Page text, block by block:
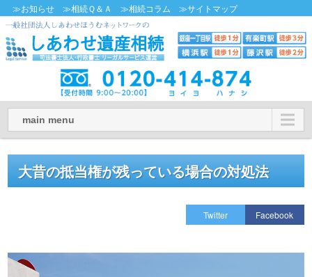
≫お知らせ ≫相続Ｑ＆Ａ ≫相続コラム ≫サイトマップ
main menu
大昔の抵当権が残っている場合の対処法
Twitter Facebook